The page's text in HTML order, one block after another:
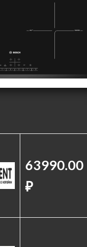
63990.00
₽